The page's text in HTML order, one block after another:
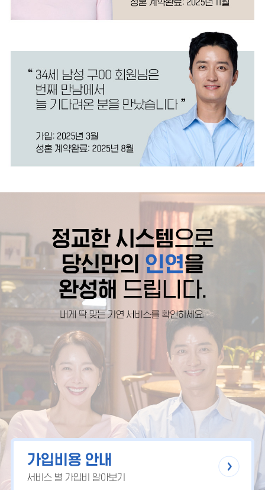
가입비용 안내
서비스 별 가입비 알아보기